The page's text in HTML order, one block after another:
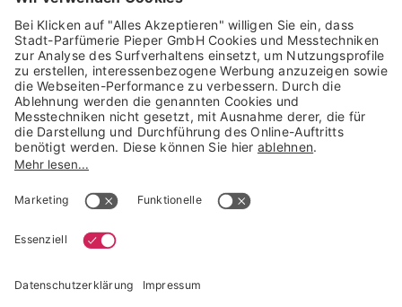
Trusted Shops Mitglied seit 2010
* unverbindliche Preisempfehlung der Verbundgruppe beauty alliance